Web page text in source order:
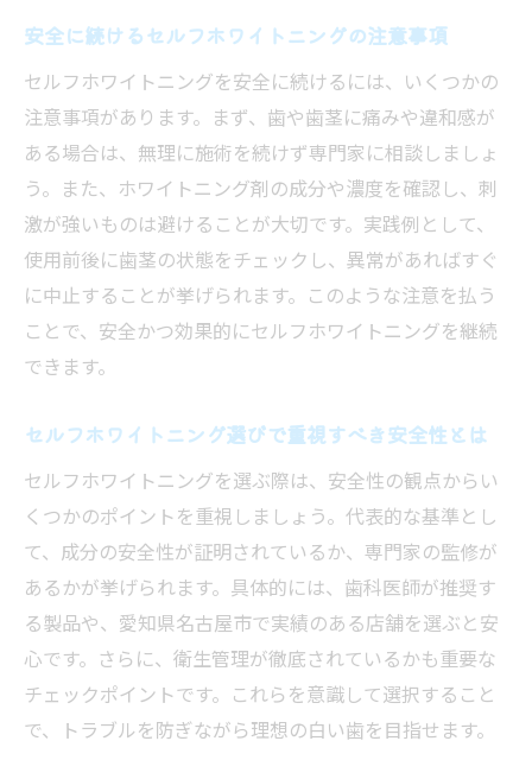
敏感な方でも安心のセルフホワイトニング
セルフホワイトニングで快適なホワイトニ
ング体験
セルフホワイトニング 名古屋で痛み回避の
ポイント
美しい歯を保つためのセルフケアと注意点まと
め
方法
美しい歯を維持するセルフホワイトニング
習慣
セルフホワイトニング後のケアで差がつく
ポイント
セルフホワイトニングの注意点とよくある
悩み解説
セルフホワイトニングで健康的な白い歯を
守る方法
安全に続けるセルフホワイトニングの注意事項
セルフホワイトニングを安全に続けるには、いくつかの
注意事項があります。まず、歯や歯茎に痛みや違和感が
ある場合は、無理に施術を続けず専門家に相談しましょ
う。また、ホワイトニング剤の成分や濃度を確認し、刺
激が強いものは避けることが大切です。実践例として、
使用前後に歯茎の状態をチェックし、異常があればすぐ
に中止することが挙げられます。このような注意を払う
ことで、安全かつ効果的にセルフホワイトニングを継続
できます。
セルフホワイトニング選びで重視すべき安全性とは
セルフホワイトニングを選ぶ際は、安全性の観点からい
くつかのポイントを重視しましょう。代表的な基準とし
て、成分の安全性が証明されているか、専門家の監修が
あるかが挙げられます。具体的には、歯科医師が推奨す
る製品や、愛知県名古屋市で実績のある店舗を選ぶと安
心です。さらに、衛生管理が徹底されているかも重要な
チェックポイントです。これらを意識して選択すること
で、トラブルを防ぎながら理想の白い歯を目指せます。